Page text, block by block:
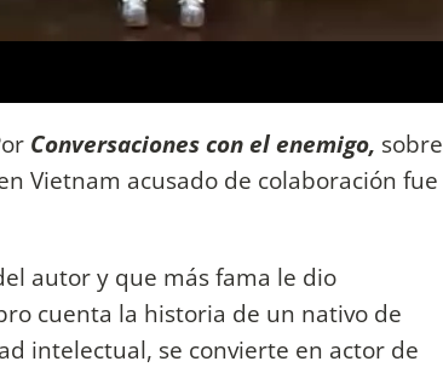
Conversaciones con el enemigo, sobre
Vietnam acusado de colaboración fue
autor y que más fama le dio
cuenta la historia de un nativo de
intelectual, se convierte en actor de